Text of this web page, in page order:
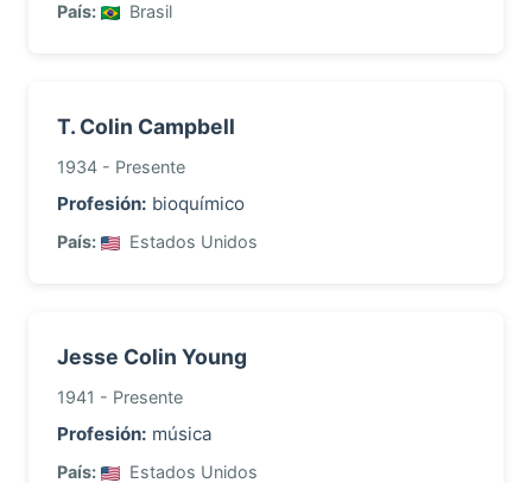
País: Brasil
T. Colin Campbell
1934 - Presente
Profesión: bioquímico
País: Estados Unidos
Jesse Colin Young
1941 - Presente
Profesión: música
País: Estados Unidos